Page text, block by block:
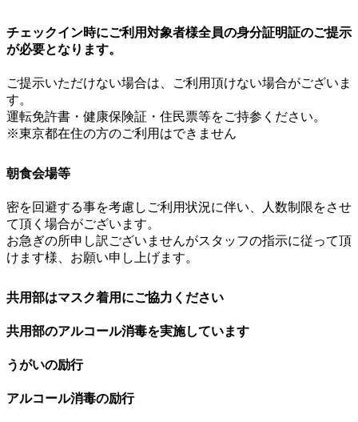
チェックイン時にご利用対象者様全員の身分証明証のご提示
が必要となります。
ご提示いただけない場合は、ご利用頂けない場合がございま
す。
運転免許書・健康保険証・住民票等をご持参ください。
※東京都在住の方のご利用はできません
朝食会場等
密を回避する事を考慮しご利用状況に伴い、人数制限をさせ
て頂く場合がございます。
お急ぎの所申し訳ございませんがスタッフの指示に従って頂
けます様、お願い申し上げます。
共用部はマスク着用にご協力ください
共用部のアルコール消毒を実施しています
うがいの励行
アルコール消毒の励行